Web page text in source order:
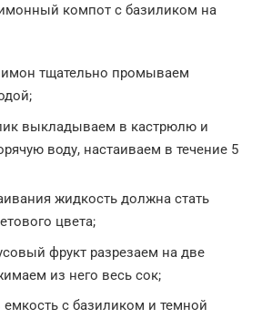
компот с базиликом на
тщательно промываем
выкладываем в кастрюлю и
воду, настаиваем в течение 5
жидкость должна стать
цвета;
фрукт разрезаем на две
из него весь сок;
с базиликом и темной